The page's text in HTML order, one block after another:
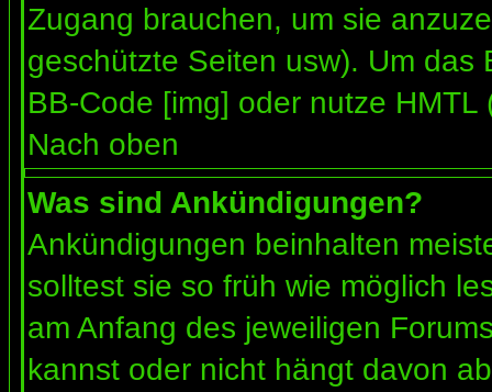
Zugang brauchen, um sie
geschützte Seiten usw). Um
BB-Code [img] oder nutze HMTL
Nach oben
Was sind Ankündigungen?
Ankündigungen beinhalten
solltest sie so früh wie möglich
am Anfang des jeweiligen
kannst oder nicht hängt davon